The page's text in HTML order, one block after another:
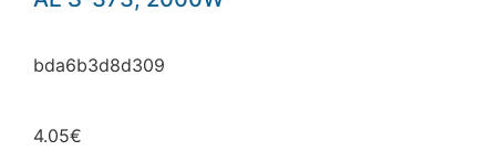
bda6b3d8d309
4.05€